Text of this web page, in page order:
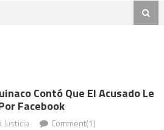
Contó Que El Acusado Le
Facebook
Justicia Comment(1)